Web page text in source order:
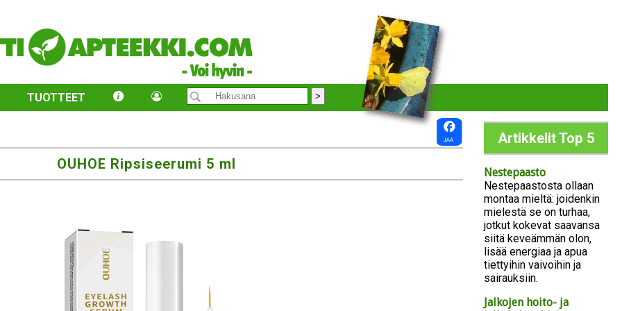
TUOTTEET
OUHOE Ripsiseerumi 5 ml
Artikkelit Top 5
Nestepaasto
Nestepaastosta ollaan
montaa mieltä: joidenkin
mielestä se on turhaa,
jotkut kokevat saavansa
siitä keveämmän olon,
lisää energiaa ja apua
tiettyihin vaivoihin ja
sairauksiin.
Jalkojen hoito- ja